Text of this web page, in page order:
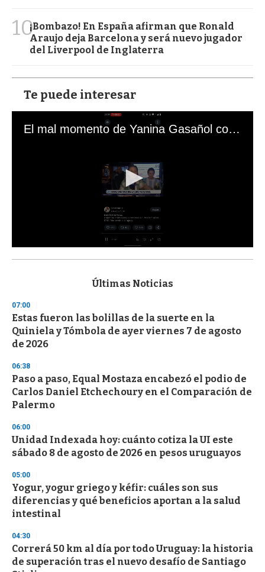
10¡Bombazo! En España afirman que Ronald
Araujo deja Barcelona y será nuevo jugador
del Liverpool de Inglaterra
Te puede interesar
El mal momento de Yanina Gasañol con un hincha argentino en "Subrayado"
s
d
s
o
f
3
s
e
c
o
n
Últimas Noticias
07:00
Estas fueron las bolillas de la suerte en la
Quiniela y Tómbola de ayer viernes 7 de agosto
de 2026
06:38
Paso a paso, Equal Mostaza encabezó el podio de
Carlos Daniel Etchechoury en el Comparación de
Palermo
06:00
Unidad Indexada hoy: cuánto cotiza la UI este
sábado 8 de agosto de 2026 en pesos uruguayos
05:00
Yogur, yogur griego y kéfir: cuáles son sus
diferencias y qué beneficios aportan a la salud
intestinal
04:30
Correrá 50 km al día por todo Uruguay: la historia
de superación tras el nuevo desafío de Santiago